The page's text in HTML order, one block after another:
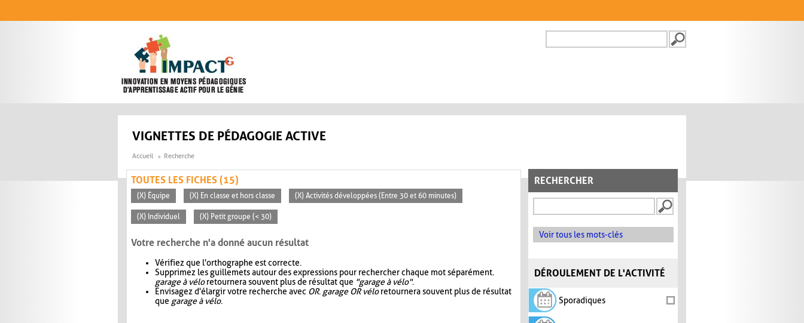
FORMULAIRE DE
VIGNETTES DE PÉDAGOGIE ACTIVE
Accueil Recherche
RECHERCHER
Voir tous les mots-clés
DÉROULEMENT DE L'ACTIVITÉ
Sporadiques
TOUTES LES FICHES (15)
(X) Équipe (X) En classe et hors classe (X) Activités développées (Entre 30 et 60 minutes)
(X) Individuel (X) Petit groupe (< 30)
Votre recherche n'a donné aucun résultat
Vérifiez que l'orthographe est correcte.
Supprimez les guillemets autour des expressions pour rechercher chaque mot séparément.
garage à véloretournera souvent plus de résultat que "garage à vélo".
Envisagez d'élargir votre recherche avec OR. garage OR véloretournera souvent plus de résultat
que garage à vélo.